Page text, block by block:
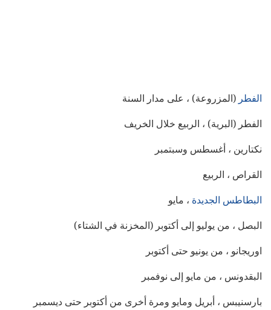
الفطر (المزروعة) ، على مدار السنة
الفطر (البرية) ، الربيع خلال الخريف
نكتارين ، أغسطس وسبتمبر
القراص ، الربيع
البطاطس الجديدة ، مايو
البصل ، من يوليو إلى أكتوبر (المخزنة في الشتاء)
اوريجانو ، من يونيو حتى أكتوبر
البقدونس ، من مايو إلى نوفمبر
بارسنيبس ، أبريل ومايو ومرة ​​أخرى من أكتوبر حتى ديسمبر